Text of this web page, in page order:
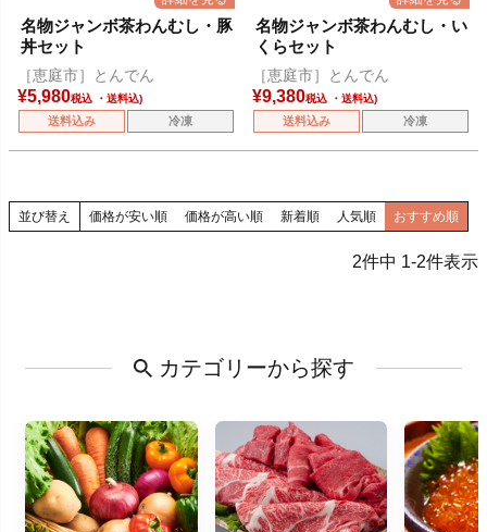
名物ジャンボ茶わんむし・豚
丼セット
［恵庭市］とんでん
¥5,980税込
送料込み 冷凍
名物ジャンボ茶わんむし・い
くらセット
［恵庭市］とんでん
¥9,380税込
送料込み 冷凍
並び替え 価格が安い順 価格が高い順 新着順 人気順 おすすめ順
2件中 1-2件表示
カテゴリーから探す